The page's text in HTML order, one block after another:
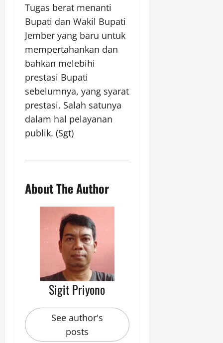
Tugas berat menanti
Bupati dan Wakil Bupati
Jember yang baru untuk
mempertahankan dan
bahkan melebihi
prestasi Bupati
sebelumnya, yang syarat
prestasi. Salah satunya
dalam hal pelayanan
publik. (Sgt)
About The Author
Sigit Priyono
See author's
posts